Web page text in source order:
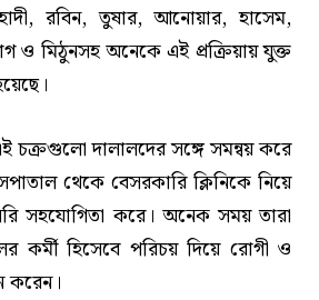
রবিন, তুষার, আনোয়ার, হাসেম,
ও মিঠুনসহ অনেকে এই প্রক্রিয়ায় যুক্ত
চক্রগুলো দালালদের সঙ্গে সমন্বয় করে
থেকে বেসরকারি ক্লিনিকে নিয়ে
সহযোগিতা করে। অনেক সময় তারা
কর্মী হিসেবে পরিচয় দিয়ে রোগী ও
করেন।